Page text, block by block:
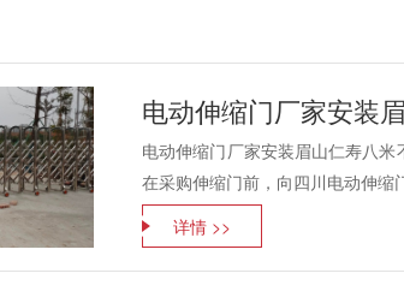
电动伸缩门厂家安装
电动伸缩门厂家安装眉山仁寿八
在采购伸缩门前，向四川电动伸缩
详情 >>